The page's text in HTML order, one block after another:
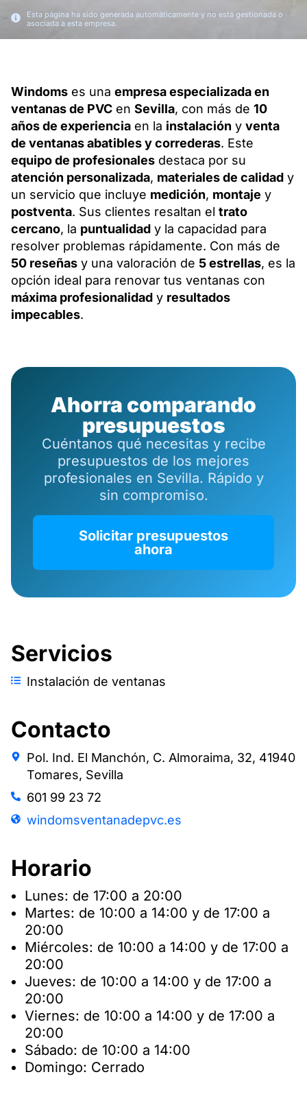
Esta página ha sido generada automáticamente y no está gestionada o
asociada a esta empresa.
Windoms es una empresa especializada en
ventanas de PVC en Sevilla, con más de 10
años de experiencia en la instalación y venta
de ventanas abatibles y correderas. Este
equipo de profesionales destaca por su
atención personalizada, materiales de calidad y
un servicio que incluye medición, montaje y
postventa. Sus clientes resaltan el trato
cercano, la puntualidad y la capacidad para
resolver problemas rápidamente. Con más de
50 reseñas y una valoración de 5 estrellas, es la
opción ideal para renovar tus ventanas con
máxima profesionalidad y resultados
impecables.
Ahorra comparando
presupuestos
Cuéntanos qué necesitas y recibe
presupuestos de los mejores
profesionales en Sevilla. Rápido y
sin compromiso.
Solicitar presupuestos
ahora
Servicios
Instalación de ventanas
Contacto
Pol. Ind. El Manchón, C. Almoraima, 32, 41940
Tomares, Sevilla
601 99 23 72
windomsventanadepvc.es
Horario
Lunes: de 17:00 a 20:00
Martes: de 10:00 a 14:00 y de 17:00 a
20:00
Miércoles: de 10:00 a 14:00 y de 17:00 a
20:00
Jueves: de 10:00 a 14:00 y de 17:00 a
20:00
Viernes: de 10:00 a 14:00 y de 17:00 a
20:00
Sábado: de 10:00 a 14:00
Domingo: Cerrado